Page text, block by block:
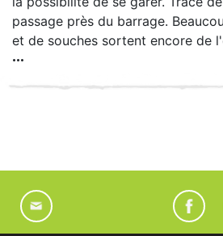
passage près du barrage.
et de souches sortent encore de